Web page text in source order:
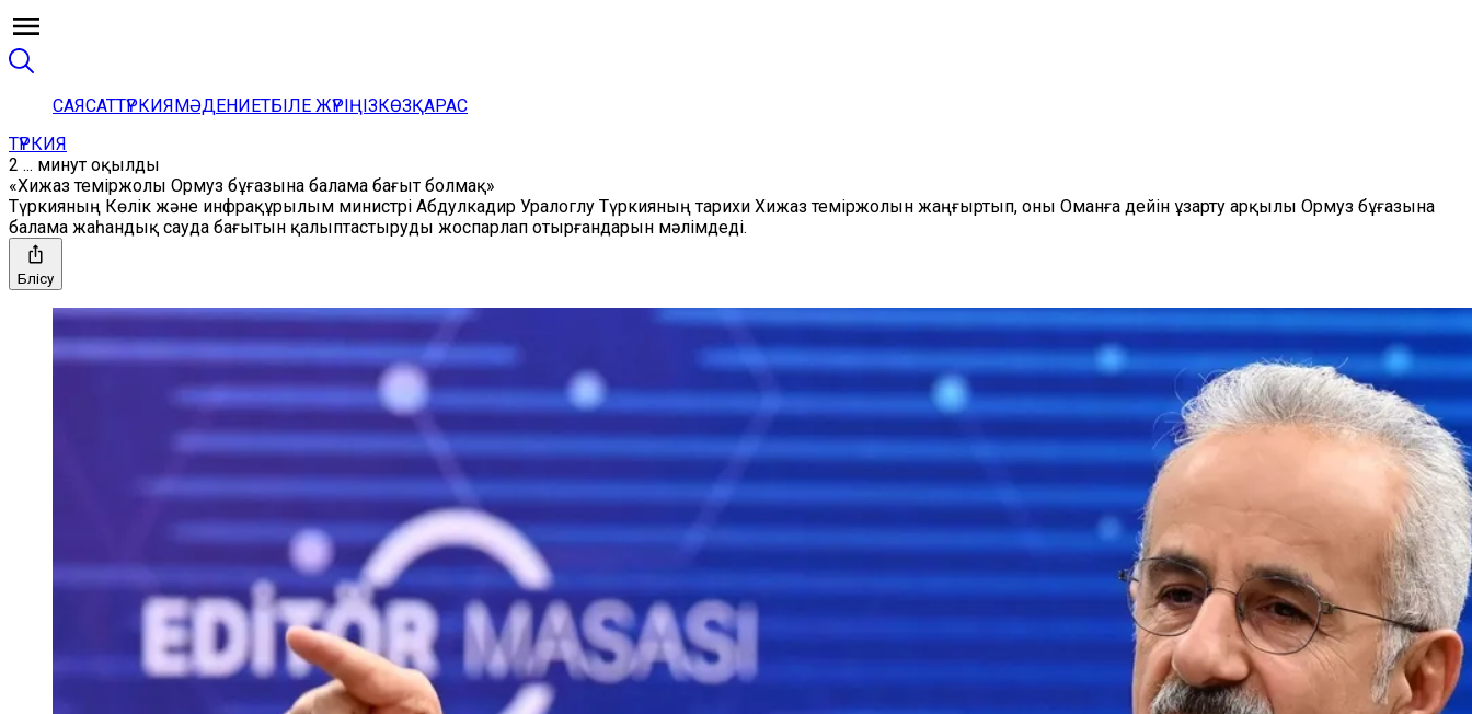
САЯСАТТҮРКИЯМӘДЕНИЕТБІЛЕ ЖҮРІҢІЗКӨЗҚАРАС
ТҮРКИЯ
2 ... минут оқылды
«Хижаз теміржолы Ормуз бұғазына балама бағыт болмақ»
Түркияның Көлік және инфрақұрылым министрі Абдулкадир Уралоглу Түркияның тарихи Хижаз теміржолын жаңғыртып, оны Оманға дейін ұзарту арқылы Ормуз бұғазына
балама жаһандық сауда бағытын қалыптастыруды жоспарлап отырғандарын мәлімдеді.
Бөлісу